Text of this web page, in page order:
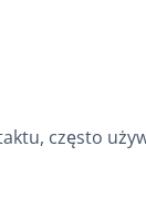
często